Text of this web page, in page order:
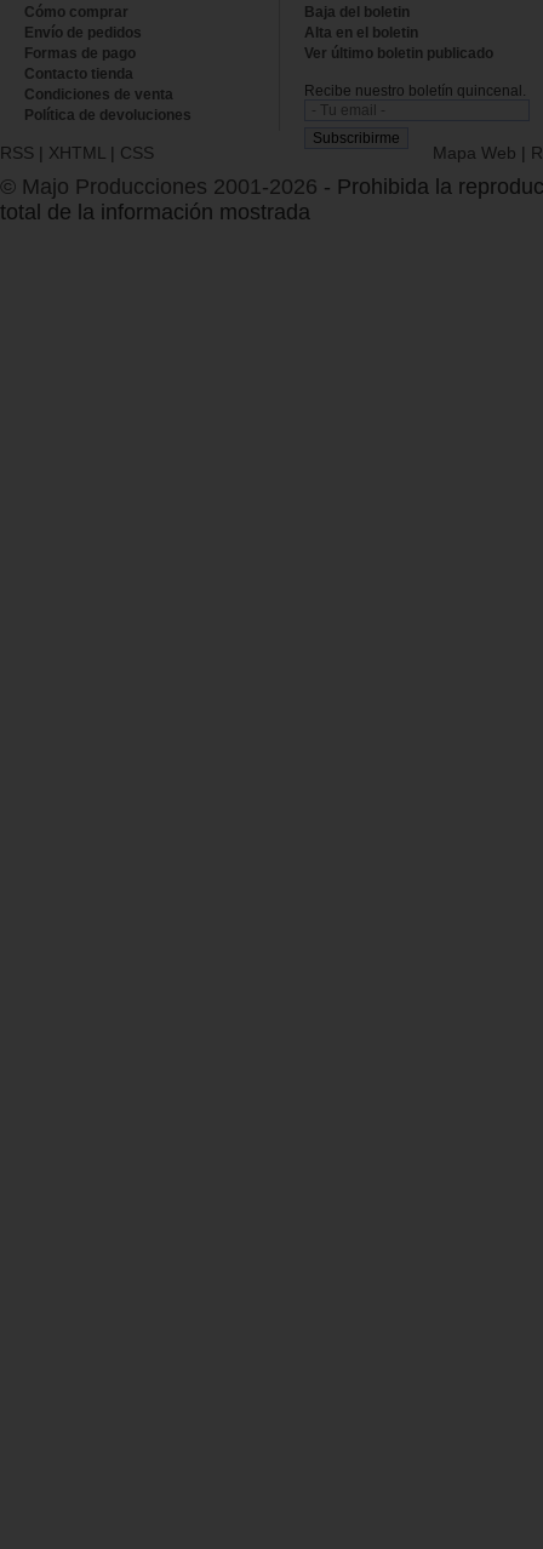
Cómo comprar
Envío de pedidos
Formas de pago
Contacto tienda
Condiciones de venta
Política de devoluciones
Baja del boletin
Alta en el boletin
Ver último boletin publicado
Recibe nuestro boletín quincenal.
RSS | XHTML | CSS Mapa Web |
© Majo Producciones 2001-2026 - Prohibida la
total de la información mostrada